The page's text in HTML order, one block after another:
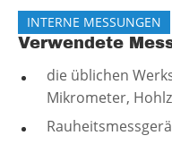
INTERNE MESSUNGEN
Verwendete
die üblichen
Mikrometer,